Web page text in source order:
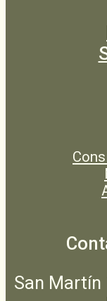
San Martín